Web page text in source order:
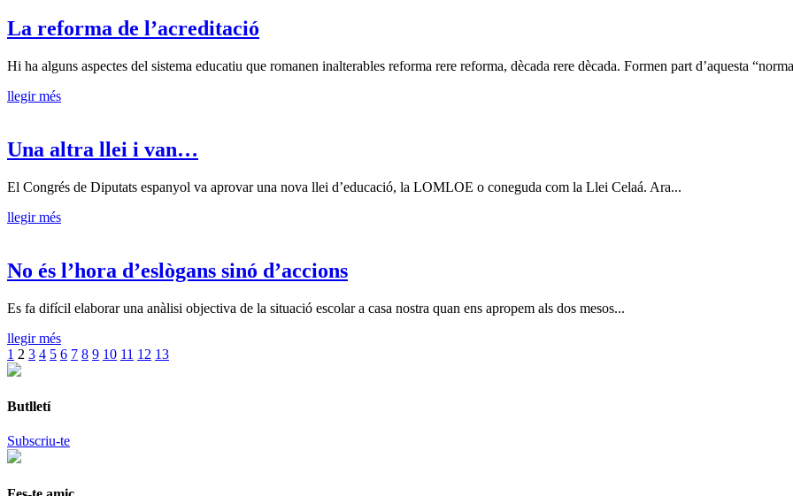
La reforma de l’acreditació
Hi ha alguns aspectes del sistema educatiu que romanen inalterables reforma rere reforma, dècada rere dècada. Formen part d’aquesta
llegir més
Una altra llei i van…
El Congrés de Diputats espanyol va aprovar una nova llei d’educació, la LOMLOE o coneguda com la Llei Celaá. Ara...
llegir més
No és l’hora d’eslògans sinó d’accions
Es fa difícil elaborar una anàlisi objectiva de la situació escolar a casa nostra quan ens apropem als dos mesos...
llegir més
1 2 3 4 5 6 7 8 9 10 11 12 13
Butlletí
Subscriu-te